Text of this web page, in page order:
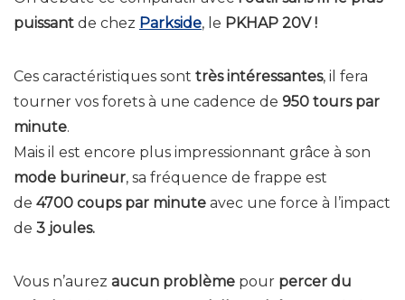
puissant de chez Parkside, le PKHAP 20V !
Ces caractéristiques sont très intéressantes, il fera
tourner vos forets à une cadence de 950 tours par
minute.
Mais il est encore plus impressionnant grâce à son
mode burineur, sa fréquence de frappe est
de 4700 coups par minute avec une force à l’impact
de 3 joules.
Vous n’aurez aucun problème pour percer du